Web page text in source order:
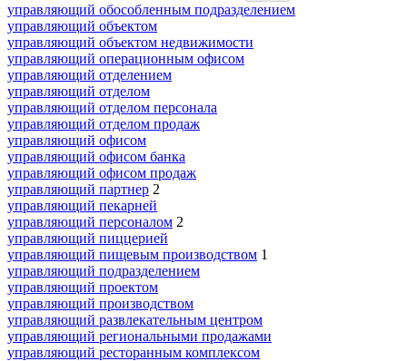
управляющий обособленным подразделением
управляющий объектом
управляющий объектом недвижимости
управляющий операционным офисом
управляющий отделением
управляющий отделом
управляющий отделом персонала
управляющий отделом продаж
управляющий офисом
управляющий офисом банка
управляющий офисом продаж
управляющий партнер 2
управляющий пекарней
управляющий персоналом 2
управляющий пиццерией
управляющий пищевым производством 1
управляющий подразделением
управляющий проектом
управляющий производством
управляющий развлекательным центром
управляющий региональными продажами
управляющий ресторанным комплексом